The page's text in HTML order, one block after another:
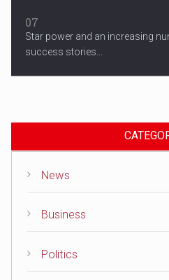
07
Star power and an increasing
success stories...
News
Business
Politics